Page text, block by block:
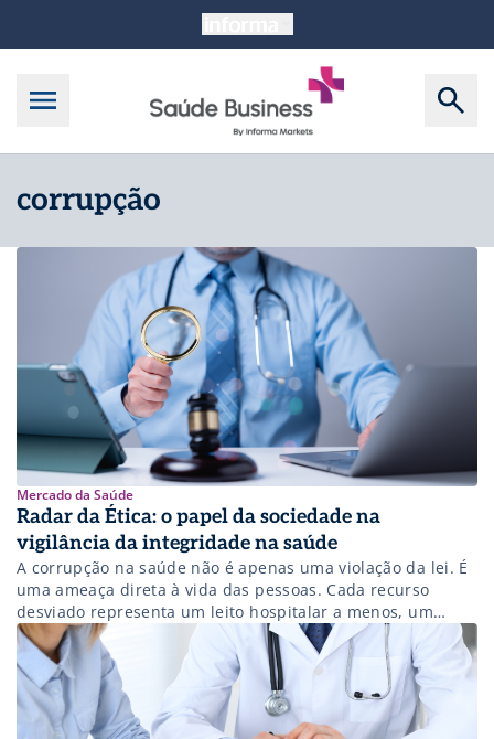
corrupção
Mercado da Saúde
Radar da Ética: o papel da sociedade na
vigilância da integridade na saúde
A corrupção na saúde não é apenas uma violação da lei. É
uma ameaça direta à vida das pessoas. Cada recurso
desviado representa um leito hospitalar a menos, um
medicamento que não chega ao paciente, um tratamento
adiado. Para enfrentar esse problema de maneira eficaz, é
preciso mais do que indignação: é necessária vigilância
contínua, […]